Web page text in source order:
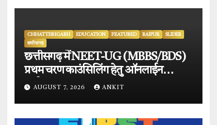
CHHATTISHGARH EDUCATION FEATURED RAIPUR
SLIDER
छत्तीसगढ़
छत्तीसगढ़ में NEET-UG (MBBS/BDS)
प्रथम चरण काउंसिलिंग हेतु ऑनलाईन
आवेदन प्रारंभ.
AUGUST 7, 2026 ANKIT